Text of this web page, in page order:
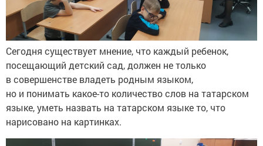
Сегодня существует мнение, что каждый ребенок,
посещающий детский сад, должен не только
в совершенстве владеть родным языком,
но и понимать какое-то количество слов на татарском
языке, уметь назвать на татарском языке то, что
нарисовано на картинках.